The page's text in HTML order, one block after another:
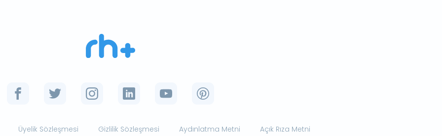
Üyelik Sözleşmesi Gizlilik Sözleşmesi Aydınlatma Metni Açık Rıza Metni